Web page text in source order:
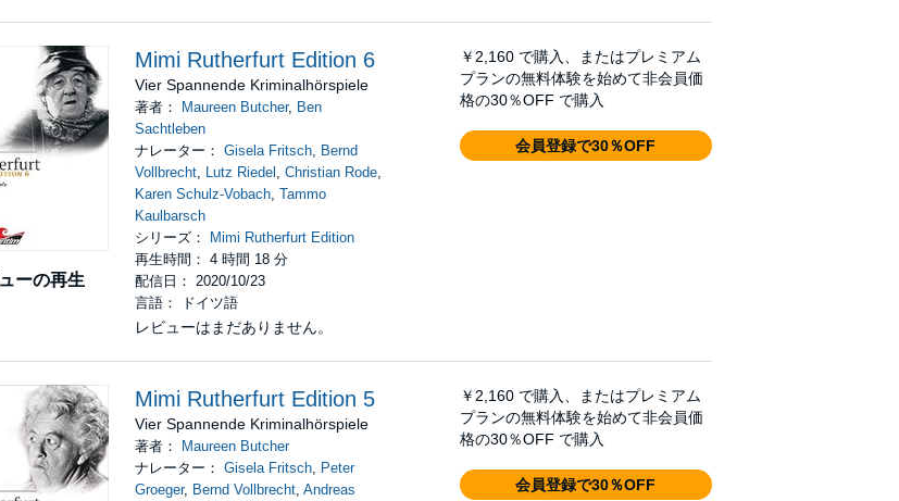
ーの再生
Mimi Rutherfurt Edition 6
Vier Spannende Kriminalhörspiele
著者： Maureen Butcher, Ben
Sachtleben
ナレーター：Gisela Fritsch
Bernd
Vollbrecht
Lutz Riedel ,Christian Rode
Karen Schulz-Vobach ,Tammo
Kaulbarsch
シリーズ：
Mimi Rutherfurt Edition
再生時間： 4 時間 18 分
配信日： 2020/10/23
言語： ドイツ語
レビューはまだありません。
￥2,160 で購入、またはプレミアム
プランの無料体験を始めて非会員価
格の30％OFF で購入
会員登録で30％OFF
Mimi Rutherfurt Edition 5
Vier Spannende Kriminalhörspiele
著者：
Maureen Butcher
ナレーター：Gisela Fritsch
Peter
Groeger, Bernd Vollbrecht ,Andreas
￥2,160 で購入、またはプレミアム
プランの無料体験を始めて非会員価
格の30％OFF で購入
会員登録で30％OFF